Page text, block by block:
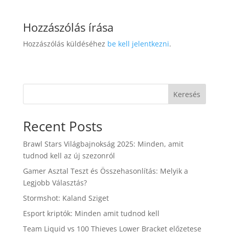
Hozzászólás írása
Hozzászólás küldéséhez be kell jelentkezni.
Keresés
Recent Posts
Brawl Stars Világbajnokság 2025: Minden, amit
tudnod kell az új szezonról
Gamer Asztal Teszt és Összehasonlítás: Melyik a
Legjobb Választás?
Stormshot: Kaland Sziget
Esport kriptók: Minden amit tudnod kell
Team Liquid vs 100 Thieves Lower Bracket előzetese